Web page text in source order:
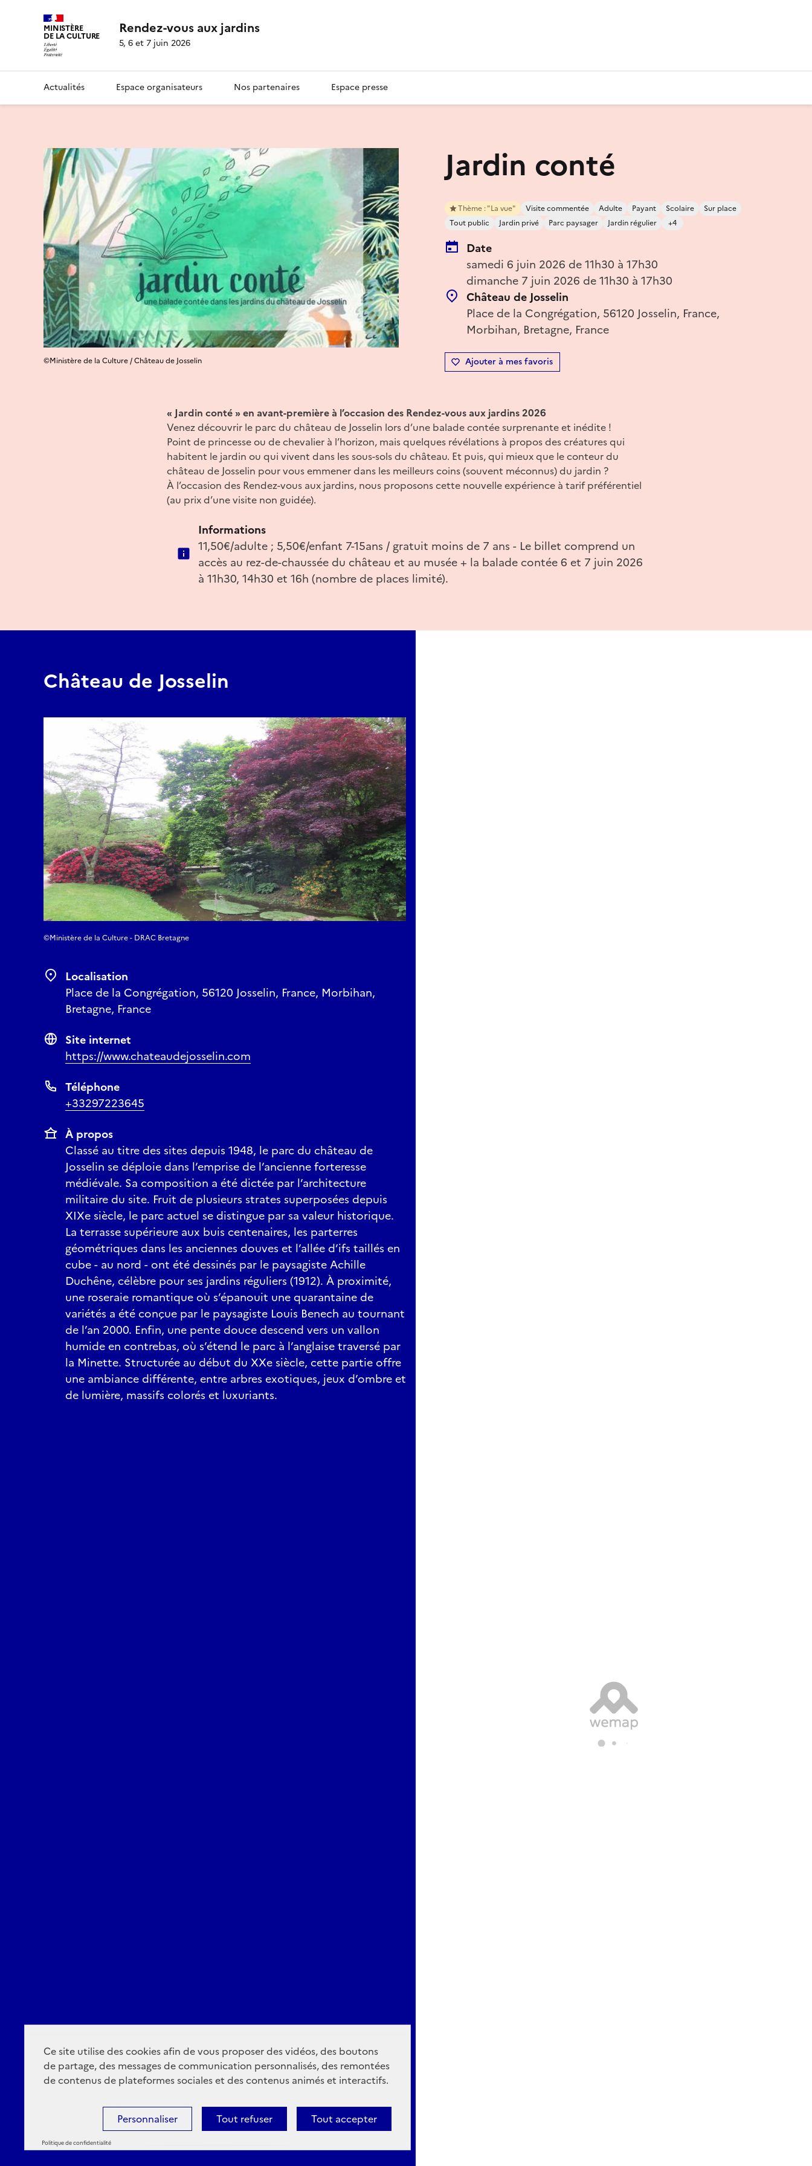
Ce site utilise des cookies afin de vous proposer des vidéos, des boutons
de partage, des messages de communication personnalisés, des remontées
de contenus de plateformes sociales et des contenus animés et interactifs.
Tout accepter
Tout refuser
Personnaliser
Politique de confidentialité
MINISTÈRE
DE LA CULTURE Rendez-vous aux jardins
5, 6 et 7 juin 2026
Actualités Espace organisateurs Nos partenaires Espace presse
Jardin conté
Thème : "La vue" Visite commentée Adulte Payant Scolaire
Sur place
Tout public
Jardin privé Parc paysager Jardin régulier +4
Date
samedi 6 juin 2026 de 11h30 à 17h30
dimanche 7 juin 2026 de 11h30 à 17h30
Château de Josselin
Place de la Congrégation, 56120 Josselin, France,
Morbihan, Bretagne, France
Ajouter à mes favoris
©Ministère de la Culture / Château de Josselin
« Jardin conté » en avant-première à l’occasion des Rendez-vous aux jardins 2026
Venez découvrir le parc du château de Josselin lors d’une balade contée surprenante et inédite !
Point de princesse ou de chevalier à l’horizon, mais quelques révélations à propos des créatures qui
habitent le jardin ou qui vivent dans les sous-sols du château. Et puis, qui mieux que le conteur du
château de Josselin pour vous emmener dans les meilleurs coins (souvent méconnus) du jardin ?
À l’occasion des Rendez-vous aux jardins, nous proposons cette nouvelle expérience à tarif préférentiel
(au prix d’une visite non guidée).
Informations
11,50€/adulte ; 5,50€/enfant 7-15ans / gratuit moins de 7 ans - Le billet comprend un
accès au rez-de-chaussée du château et au musée + la balade contée 6 et 7 juin 2026
à 11h30, 14h30 et 16h (nombre de places limité).
Château de Josselin
©Ministère de la Culture - DRAC Bretagne
Localisation
Place de la Congrégation, 56120 Josselin, France, Morbihan,
Bretagne, France
Site internet
https://www.chateaudejosselin.com
Téléphone
+33297223645
À propos
Classé au titre des sites depuis 1948, le parc du château de
Josselin se déploie dans l’emprise de l’ancienne forteresse
médiévale. Sa composition a été dictée par l’architecture
militaire du site. Fruit de plusieurs strates superposées depuis
XIXe siècle, le parc actuel se distingue par sa valeur historique.
La terrasse supérieure aux buis centenaires, les parterres
géométriques dans les anciennes douves et l’allée d’ifs taillés en
cube - au nord - ont été dessinés par le paysagiste Achille
Duchêne, célèbre pour ses jardins réguliers (1912). À proximité,
une roseraie romantique où s’épanouit une quarantaine de
variétés a été conçue par le paysagiste Louis Benech au tournant
de l’an 2000. Enfin, une pente douce descend vers un vallon
humide en contrebas, où s’étend le parc à l’anglaise traversé par
la Minette. Structurée au début du XXe siècle, cette partie offre
une ambiance différente, entre arbres exotiques, jeux d’ombre et
de lumière, massifs colorés et luxuriants.